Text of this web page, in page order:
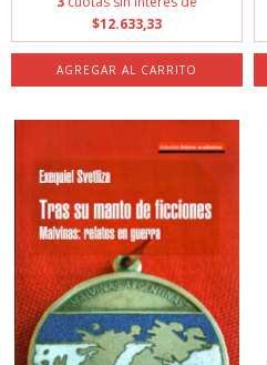
$12.633,33